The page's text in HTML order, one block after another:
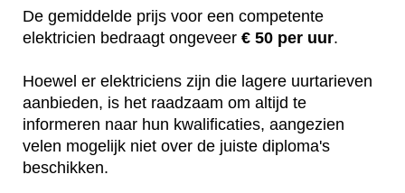
De gemiddelde prijs voor een competente
elektricien bedraagt ongeveer € 50 per uur.
Hoewel er elektriciens zijn die lagere uurtarieven
aanbieden, is het raadzaam om altijd te
informeren naar hun kwalificaties, aangezien
velen mogelijk niet over de juiste diploma's
beschikken.